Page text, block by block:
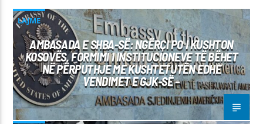
LAJME
AMBASADA E SHBA-SË: NGËRÇI PO I KUSHTON
KOSOVËS, FORMIMI I INSTITUCIONEVE TË BËHET
NË PËRPUTHJE ME KUSHTETUTËN EDHE
VENDIMET E GJK-SË –